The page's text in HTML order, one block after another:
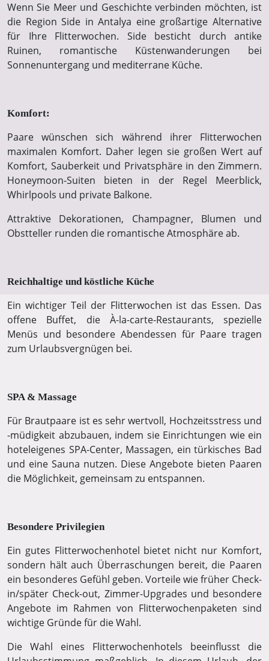
Wenn Sie Meer und Geschichte verbinden möchten, ist
die Region Side in Antalya eine großartige Alternative
für Ihre Flitterwochen. Side besticht durch antike
Ruinen, romantische Küstenwanderungen bei
Sonnenuntergang und mediterrane Küche.
Komfort:
Paare wünschen sich während ihrer Flitterwochen
maximalen Komfort. Daher legen sie großen Wert auf
Komfort, Sauberkeit und Privatsphäre in den Zimmern.
Honeymoon-Suiten bieten in der Regel Meerblick,
Whirlpools und private Balkone.
Attraktive Dekorationen, Champagner, Blumen und
Obstteller runden die romantische Atmosphäre ab.
Reichhaltige und köstliche Küche
Ein wichtiger Teil der Flitterwochen ist das Essen. Das
offene Buffet, die À-la-carte-Restaurants, spezielle
Menüs und besondere Abendessen für Paare tragen
zum Urlaubsvergnügen bei.
SPA & Massage
Für Brautpaare ist es sehr wertvoll, Hochzeitsstress und
-müdigkeit abzubauen, indem sie Einrichtungen wie ein
hoteleigenes SPA-Center, Massagen, ein türkisches Bad
und eine Sauna nutzen. Diese Angebote bieten Paaren
die Möglichkeit, gemeinsam zu entspannen.
Besondere Privilegien
Ein gutes Flitterwochenhotel bietet nicht nur Komfort,
sondern hält auch Überraschungen bereit, die Paaren
ein besonderes Gefühl geben. Vorteile wie früher Check-
in/später Check-out, Zimmer-Upgrades und besondere
Angebote im Rahmen von Flitterwochenpaketen sind
wichtige Gründe für die Wahl.
Die Wahl eines Flitterwochenhotels beeinflusst die